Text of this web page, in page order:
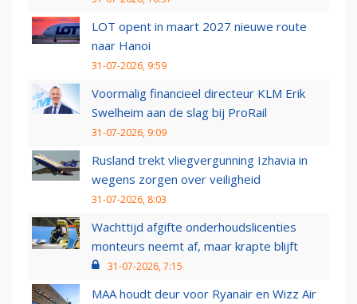
LOT opent in maart 2027 nieuwe route
naar Hanoi
31-07-2026, 9:59
Voormalig financieel directeur KLM Erik
Swelheim aan de slag bij ProRail
31-07-2026, 9:09
Rusland trekt vliegvergunning Izhavia in
wegens zorgen over veiligheid
31-07-2026, 8:03
Wachttijd afgifte onderhoudslicenties
monteurs neemt af, maar krapte blijft
31-07-2026, 7:15
MAA houdt deur voor Ryanair en Wizz Air